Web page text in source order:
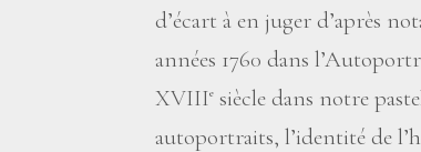
d’écart à en juger d’après
années 1760 dans
XVIIIe siècle dans notre
autoportraits, l’identité de